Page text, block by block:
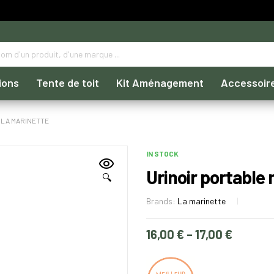
Tente de toit Kit Aménagement
MARINETTE
🔍
IN STOCK
Urinoir portable
Brands: La marinette
16,00 € – 17,00 €